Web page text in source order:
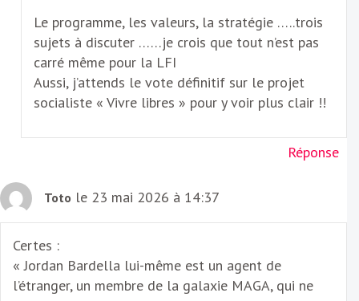
Le programme, les valeurs, la stratégie …..trois
sujets à discuter ……je crois que tout n’est pas
carré même pour la LFI
Aussi, j’attends le vote définitif sur le projet
socialiste « Vivre libres » pour y voir plus clair !!
Réponse
Toto le 23 mai 2026 à 14:37
Certes :
« Jordan Bardella lui-même est un agent de
l’étranger, un membre de la galaxie MAGA, qui ne